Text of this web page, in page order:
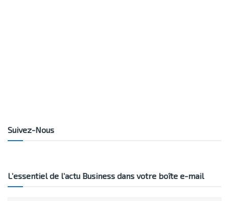
Suivez-Nous
L’essentiel de l’actu Business dans votre boîte e-mail